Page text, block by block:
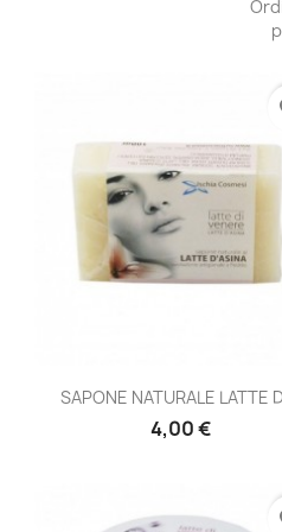
Anteprima
SAPONE NATURALE LATTE
4,00 €